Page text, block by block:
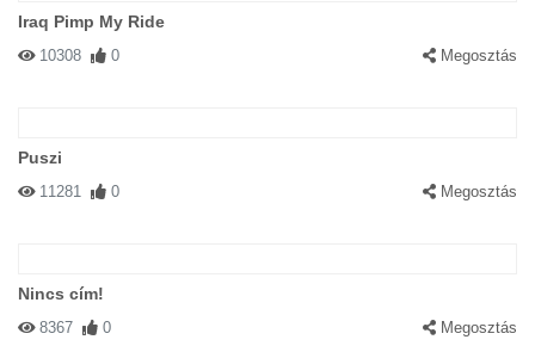
Iraq Pimp My Ride
10308 0 Megosztás
Puszi
11281 0 Megosztás
Nincs cím!
8367 0 Megosztás